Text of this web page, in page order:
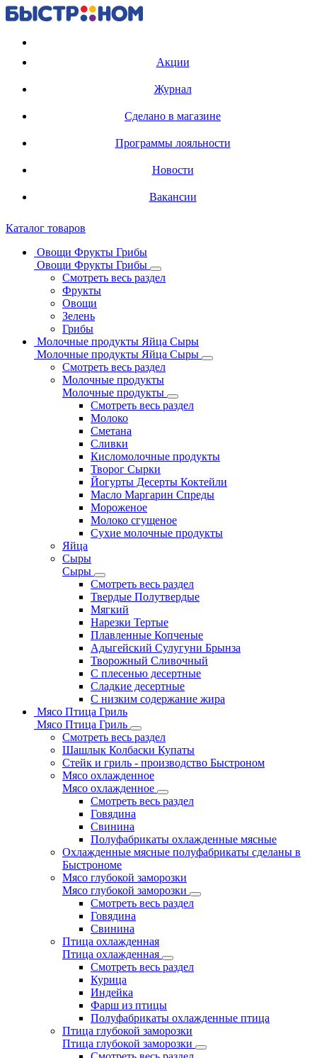
Акции
Журнал
Сделано в магазине
Программы лояльности
Новости
Вакансии
Каталог товаров
Овощи Фрукты Грибы
Овощи Фрукты Грибы
Смотреть весь раздел
Фрукты
Овощи
Зелень
Грибы
Молочные продукты Яйца Сыры
Молочные продукты Яйца Сыры
Смотреть весь раздел
Молочные продукты
Молочные продукты
Смотреть весь раздел
Молоко
Сметана
Сливки
Кисломолочные продукты
Творог Сырки
Йогурты Десерты Коктейли
Масло Маргарин Спреды
Мороженое
Молоко сгущеное
Сухие молочные продукты
Яйца
Сыры
Сыры
Смотреть весь раздел
Твердые Полутвердые
Мягкий
Нарезки Тертые
Плавленные Копченые
Адыгейский Сулугуни Брынза
Творожный Сливочный
С плесенью десертные
Сладкие десертные
С низким содержание жира
Мясо Птица Гриль
Мясо Птица Гриль
Смотреть весь раздел
Шашлык Колбаски Купаты
Стейк и гриль - производство Быстроном
Мясо охлажденное
Мясо охлажденное
Смотреть весь раздел
Говядина
Свинина
Полуфабрикаты охлажденные мясные
Охлажденные мясные полуфабрикаты сделаны в
Быстрономе
Мясо глубокой заморозки
Мясо глубокой заморозки
Смотреть весь раздел
Говядина
Свинина
Птица охлажденная
Птица охлажденная
Смотреть весь раздел
Курица
Индейка
Фарш из птицы
Полуфабрикаты охлажденные птица
Птица глубокой заморозки
Птица глубокой заморозки